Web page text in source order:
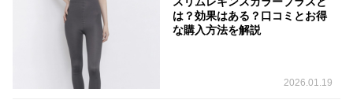
は？効果はある？口コミとお得
な購入方法を解説
2026.01.19